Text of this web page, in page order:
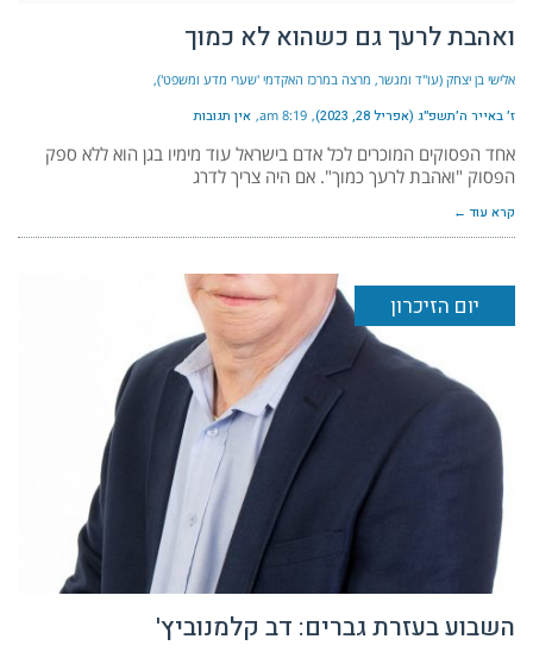
ואהבת לרעך גם כשהוא לא כמוך
אלישי בן יצחק (עו"ד ומגשר, מרצה במרכז האקדמי 'שערי מדע ומשפט')
ז׳ באייר ה׳תשפ״ג (אפריל 28, 2023) 8:19 am אין תגובות
אחד הפסוקים המוכרים לכל אדם בישראל עוד מימיו בגן הוא ללא ספק
הפסוק "ואהבת לרעך כמוך". אם היה צריך לדרג
קרא עוד ←
יום הזיכרון
השבוע בעזרת גברים: דב קלמנוביץ'